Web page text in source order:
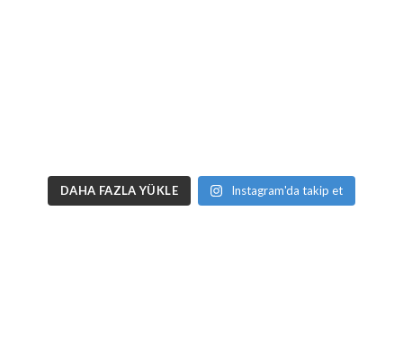
DAHA FAZLA YÜKLE Instagram'da takip et